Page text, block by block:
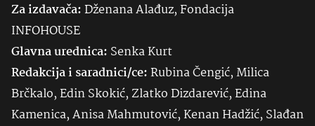
Za izdavača:Dženana Alađuz, Fondacija
INFOHOUSE
Glavna urednica: SenkaKurt
Redakcija i saradnici/ce:Rubina Čengić, Milica
Brčkalo, Edin Skokić, Zlatko Dizdarević, Edina
Kamenica, Anisa Mahmutović, Kenan Hadžić, Slađan